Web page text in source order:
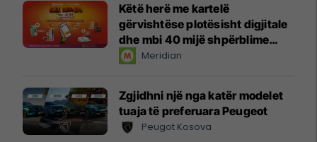
Këtë herë me kartelë
gërvishtëse plotësisht digjitale
dhe mbi 40 mijë shpërblime
instant!Meridian
Zgjidhni një nga katër modelet
tuaja të preferuara Peugeot
Peugot Kosova